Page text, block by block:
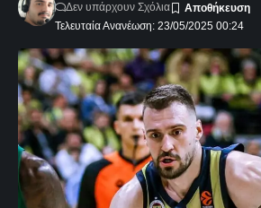
Τελευταία Ανανέωση: 23/05/2025 00:24
Δεν υπάρχουν Σχόλια